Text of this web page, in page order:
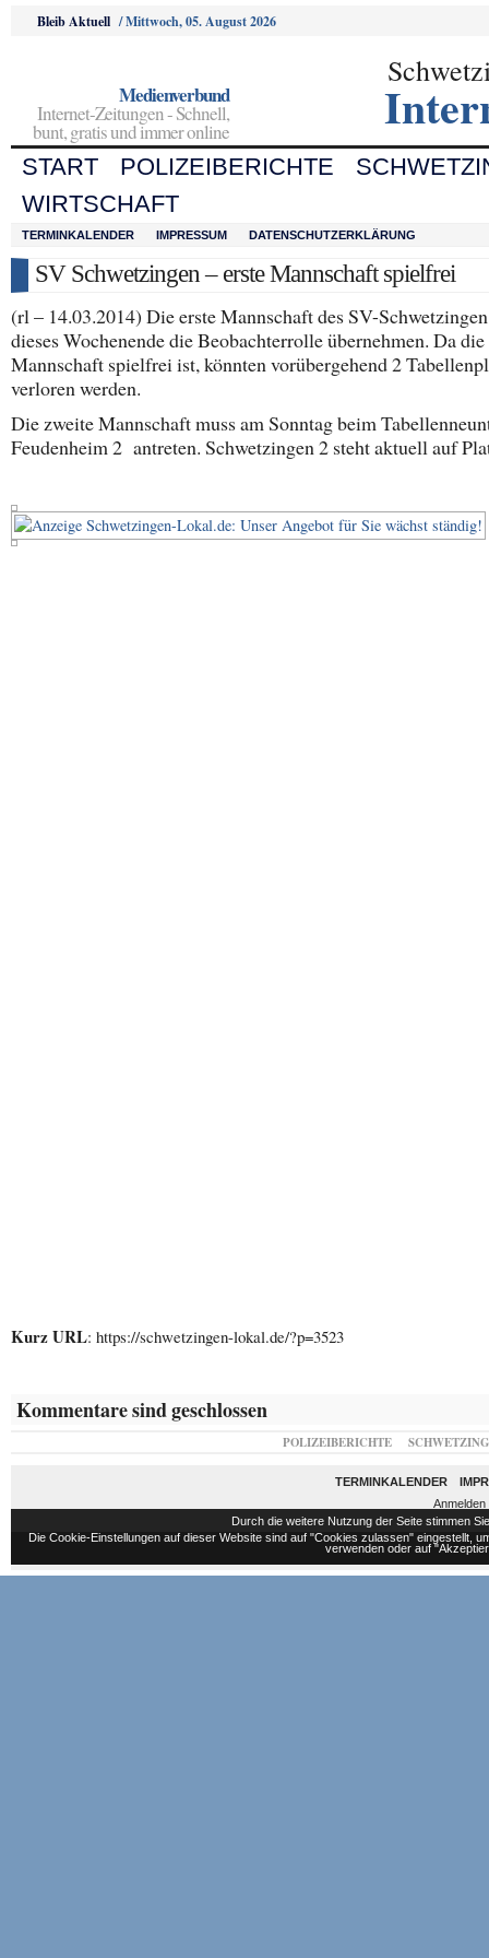
Bleib Aktuell /Mittwoch, 05. August 2026
Medienverbund
Internet-Zeitungen - Schnell,
bunt, gratis und immer online
START POLIZEIBERICHTE
WIRTSCHAFT
TERMINKALENDER IMPRESSUM DATENSCHUTZERKLÄRUNG
SV Schwetzingen – erste Mannschaft spielfrei
(rl – 14.03.2014) Die erste Mannschaft des SV-
dieses Wochenende die Beobachterrolle übernehmen. Da die
Mannschaft spielfrei ist, könnten vorübergehend 2
verloren werden.
Die zweite Mannschaft muss am Sonntag beim
Feudenheim 2 antreten. Schwetzingen 2 steht aktuell auf
Kurz URL: https://schwetzingen-lokal.de/?p=3523
Kommentare sind geschlossen
POLIZEIBERICHTE
TERMINKALENDER
Anmelden
Durch die weitere Nutzung der Seite stimmen
Die Cookie-Einstellungen auf dieser Website sind auf "Cookies zulassen" eingestellt,
verwenden oder auf